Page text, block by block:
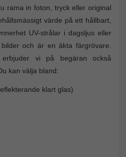
rama in foton, tryck eller original
värde på ett hållbart,
UV-strålar i dagsljus eller
och är en äkta färgrövare.
vi på begäran också
kan välja bland:
klart glas)